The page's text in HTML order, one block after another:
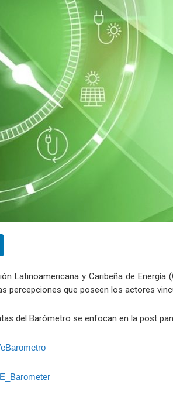
Latinoamericana y Caribeña de
percepciones que poseen los actores
del Barómetro se enfocan en la post